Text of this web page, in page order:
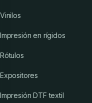
Vinilos
Impresión en rígidos
Rótulos
Expositores
Impresión DTF textil